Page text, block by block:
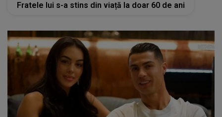
Fratele lui s-a stins din viață la doar 60 de ani